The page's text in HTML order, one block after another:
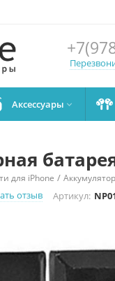
Аксессуары 
для iPhone /
отзыв
Артикул: